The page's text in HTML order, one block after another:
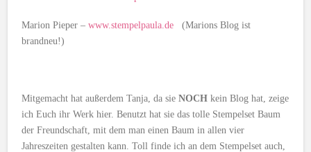
Marion Pieper –www.stempelpaula.de
(Marions Blog ist
brandneu!)
Mitgemacht hat außerdem Tanja, da sieNOCH kein Blog hat, zeige
ich Euch ihr Werk hier. Benutzt hat sie das tolle Stempelset Baum
der Freundschaft, mit dem man einen Baum in allen vier
Jahreszeiten gestalten kann. Toll finde ich an dem Stempelset auch,